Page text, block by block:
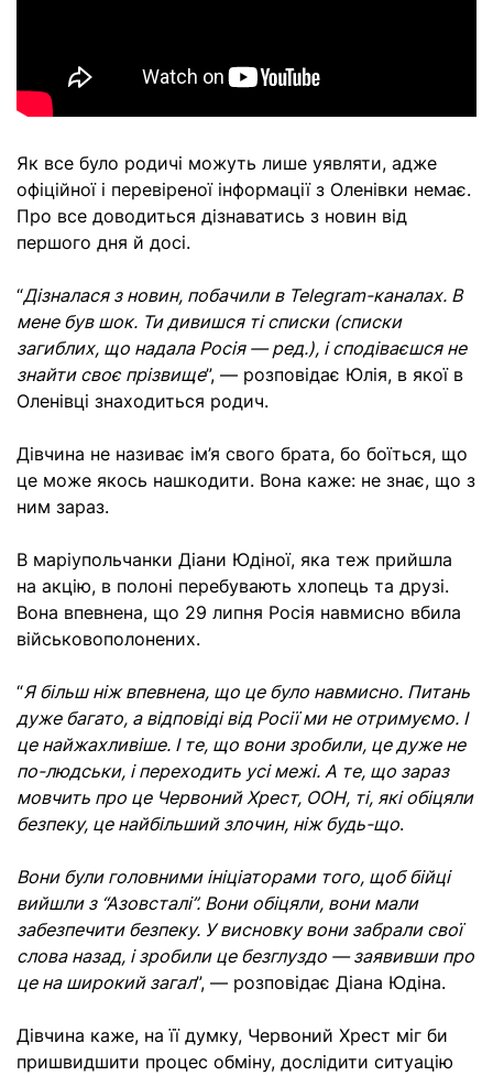
Як все було родичі можуть лише уявляти, адже
офіційної і перевіреної інформації з Оленівки немає.
Про все доводиться дізнаватись з новин від
першого дня й досі.
“Дізналася з новин, побачили в Telegram-каналах. В
мене був шок. Ти дивишся ті списки (списки
загиблих, що надала Росія — ред.), і сподіваєшся не
знайти своє прізвище”, — розповідає Юлія, в якої в
Оленівці знаходиться родич.
Дівчина не називає ім’я свого брата, бо боїться, що
це може якось нашкодити. Вона каже: не знає, що з
ним зараз.
В маріупольчанки Діани Юдіної, яка теж прийшла
на акцію, в полоні перебувають хлопець та друзі.
Вона впевнена, що 29 липня Росія навмисно вбила
військовополонених.
“Я більш ніж впевнена, що це було навмисно. Питань
дуже багато, а відповіді від Росії ми не отримуємо. І
це найжахливіше. І те, що вони зробили, це дуже не
по-людськи, і переходить усі межі. А те, що зараз
мовчить про це Червоний Хрест, ООН, ті, які обіцяли
безпеку, це найбільший злочин, ніж будь-що.
Вони були головними ініціаторами того, щоб бійці
вийшли з “Азовсталі”. Вони обіцяли, вони мали
забезпечити безпеку. У висновку вони забрали свої
слова назад, і зробили це безглуздо — заявивши про
це на широкий загал”, — розповідає Діана Юдіна.
Дівчина каже, на її думку, Червоний Хрест міг би
пришвидшити процес обміну, дослідити ситуацію